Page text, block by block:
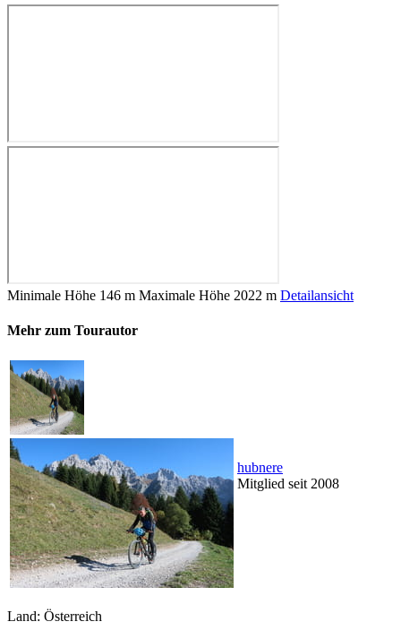
Minimale Höhe 146 m Maximale Höhe 2022 m Detailansicht
Mehr zum Tourautor
hubnere
Mitglied seit 2008
Land: Österreich